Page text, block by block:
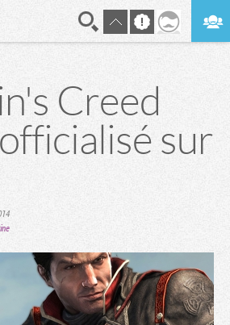
Creed
sur